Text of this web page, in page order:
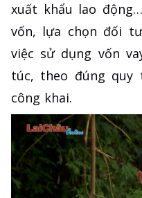
xuất khẩu lao
vốn, lựa chọn đối
việc sử dụng vốn
túc, theo đúng quy
công khai.